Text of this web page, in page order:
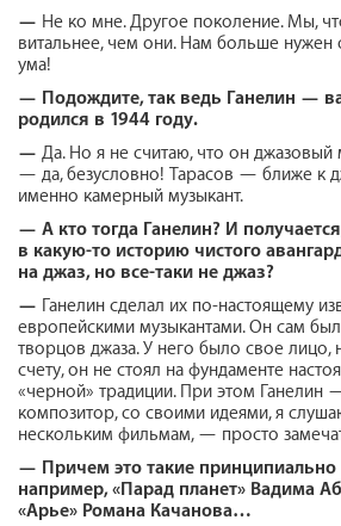
— Не ко мне. Другое поколение. Мы,
витальнее, чем они. Нам больше нужен
ума!
— Подождите, так ведь Ганелин —
родился в 1944 году.
— Да. Но я не считаю, что он джазовый
— да, безусловно! Тарасов — ближе к
именно камерный музыкант.
— А кто тогда Ганелин? И
в какую-то историю чистого
на джаз, но все-таки не джаз?
— Ганелин сделал их по-настоящему
европейскими музыкантами. Он сам
творцов джаза. У него было свое
счету, он не стоял на фундаменте
«черной» традиции. При этом Ганелин
композитор, со своими идеями, я
нескольким фильмам, — просто
— Причем это такие
например, «Парад планет» Вадима
«Арье» Романа Качанова…